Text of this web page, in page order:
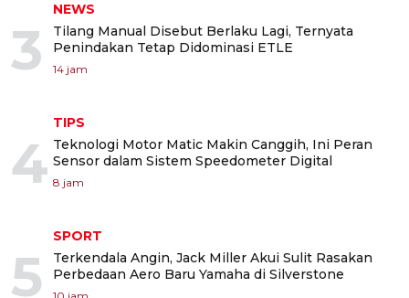
3
NEWS
Tilang Manual Disebut Berlaku Lagi, Ternyata
Penindakan Tetap Didominasi ETLE
14 jam
4
TIPS
Teknologi Motor Matic Makin Canggih, Ini Peran
Sensor dalam Sistem Speedometer Digital
8 jam
5
SPORT
Terkendala Angin, Jack Miller Akui Sulit Rasakan
Perbedaan Aero Baru Yamaha di Silverstone